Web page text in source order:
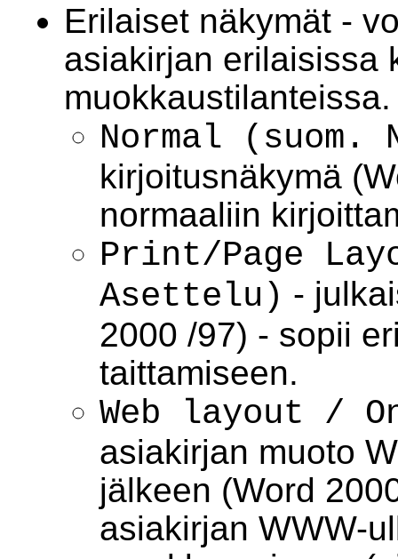
Erilaiset näkymät -
asiakirjan erilaisissa
muokkaustilanteissa.
Normal (suom.
kirjoitusnäkymä
normaaliin
Print/Page
Asettelu) -
2000 /97) - sopii
taittamiseen.
Web layout /
asiakirjan muoto
jälkeen (Word
asiakirjan WWW-